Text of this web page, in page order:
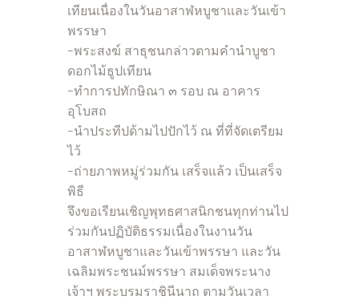
เทียนเนื่องในวันอาสาฬหบูชาและวันเข้า
พรรษา
-พระสงฆ์ สาธุชนกล่าวตามคำนำบูชา
ดอกไม้ธูปเทียน
-ทำการปทักษิณา ๓ รอบ ณ อาคาร
อุโบสถ
-นำประทีปด้ามไปปักไว้ ณ ที่ที่จัดเตรียม
ไว้
-ถ่ายภาพหมู่ร่วมกัน เสร็จแล้ว เป็นเสร็จ
พิธี
จึงขอเรียนเชิญพุทธศาสนิกชนทุกท่านไป
ร่วมกันปฏิบัติธรรมเนื่องในงานวัน
อาสาฬหบูชาและวันเข้าพรรษา และวัน
เฉลิมพระชนม์พรรษา สมเด็จพระนาง
เจ้าฯ พระบรมราชินีนาถ ตามวันเวลา